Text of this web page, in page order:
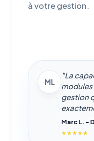
à votre gestion.
ML
"La
gestion
Marc L. -
★★★★★